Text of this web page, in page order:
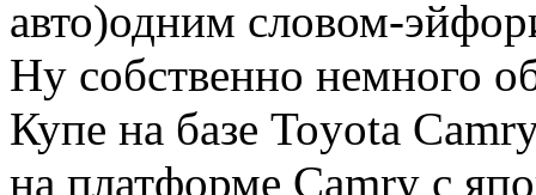
авто)одним словом-
Ну собственно немного
Купе на базе Toyota
на платформе Camry с